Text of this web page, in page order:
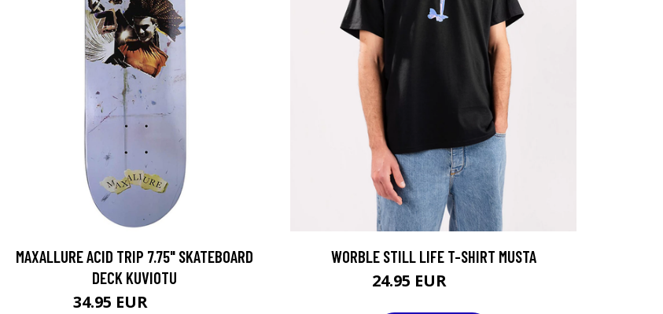
MAXALLURE ACID TRIP 7.75" SKATEBOARD
DECK KUVIOTU
34.95 EUR
WORBLE STILL LIFE T-SHIRT MUSTA
24.95 EUR